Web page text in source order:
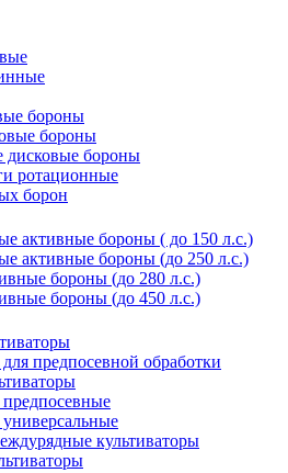
бороны
бороны
дисковые бороны
ротационные
борон
активные бороны ( до 150 л.с.)
активные бороны (до 250 л.с.)
бороны (до 280 л.с.)
бороны (до 450 л.с.)
предпосевной обработки
культиваторы